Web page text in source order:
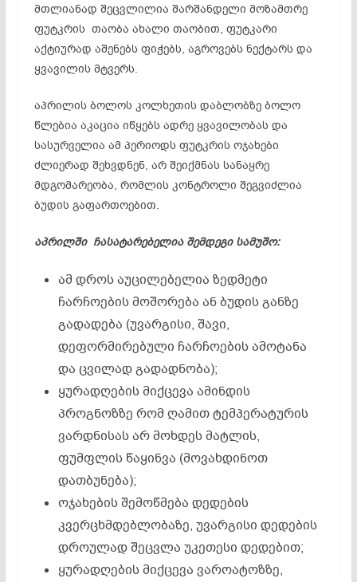
მთლიანად შეცვლილია შარშანდელი მოზამთრე
ფუტკრის თაობა ახალი თაობით, ფუტკარი
აქტიურად აშენებს ფიჭებს, აგროვებს ნექტარს და
ყვავილის მტვერს.
აპრილის ბოლოს კოლხეთის დაბლობზე ბოლო
წლებია აკაცია იწყებს ადრე ყვავილობას და
სასურველია ამ პერიოდს ფუტკრის ოჯახები
ძლიერად შეხვდნენ, არ შეიქმნას სანაყრე
მდგომარეობა, რომლის კონტროლი შეგვიძლია
ბუდის გაფართოებით.
აპრილში ჩასატარებელია შემდეგი სამუშო:
ამ დროს აუცილებელია ზედმეტი
ჩარჩოების მოშორება ან ბუდის განზე
გადადება (უვარგისი, შავი,
დეფორმირებული ჩარჩოების ამოტანა
და ცვილად გადადნობა);
ყურადღების მიქცევა ამინდის
პროგნოზზე რომ ღამით ტემპერატურის
ვარდნისას არ მოხდეს მატლის,
ფუმფლის წაყინვა (მოვახდინოთ
დათბუნება);
ოჯახების შემოწმება დედების
კვერცხმდებლობაზე, უვარგისი დედების
დროულად შეცვლა უკეთესი დედებით;
ყურადღების მიქცევა ვაროატოზზე,